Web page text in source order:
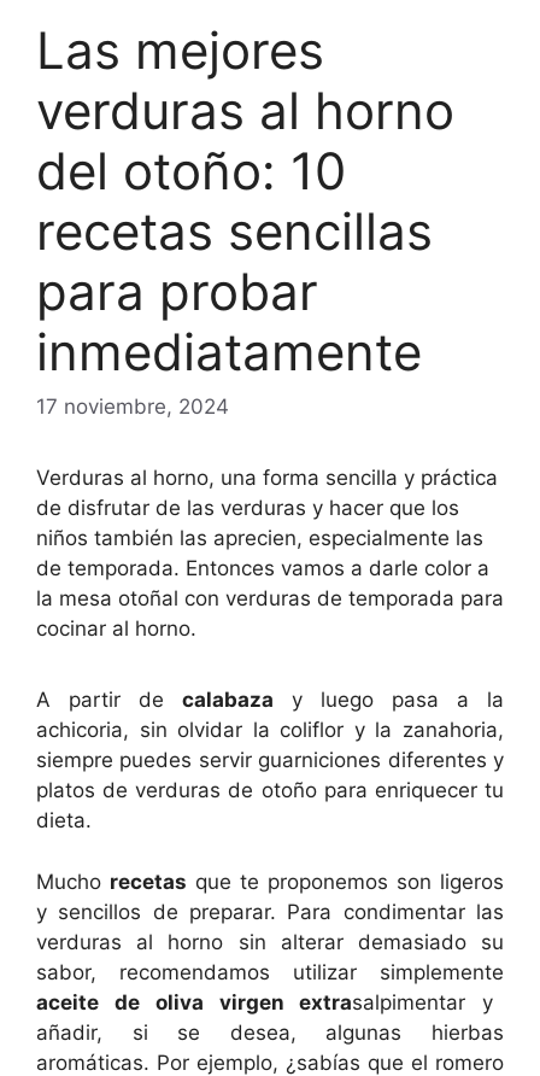
Las mejores
verduras al horno
del otoño: 10
recetas sencillas
para probar
inmediatamente
17 noviembre, 2024
Verduras al horno, una forma sencilla y práctica
de disfrutar de las verduras y hacer que los
niños también las aprecien, especialmente las
de temporada. Entonces vamos a darle color a
la mesa otoñal con verduras de temporada para
cocinar al horno.
A partir de calabaza y luego pasa a la
achicoria, sin olvidar la coliflor y la zanahoria,
siempre puedes servir guarniciones diferentes y
platos de verduras de otoño para enriquecer tu
dieta.
Mucho recetas que te proponemos son ligeros
y sencillos de preparar. Para condimentar las
verduras al horno sin alterar demasiado su
sabor, recomendamos utilizar simplemente
aceite de oliva virgen extrasalpimentar y
añadir, si se desea, algunas hierbas
aromáticas. Por ejemplo, ¿sabías que el romero